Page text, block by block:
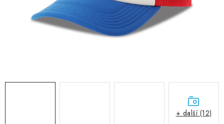
DIGITÁLNÍ TISK
REFLEXNÍ NAŽEHLOVAČKY
Výměna/vrácení zboží
+ další (12)